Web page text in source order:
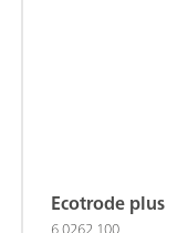
Ecotrode plus